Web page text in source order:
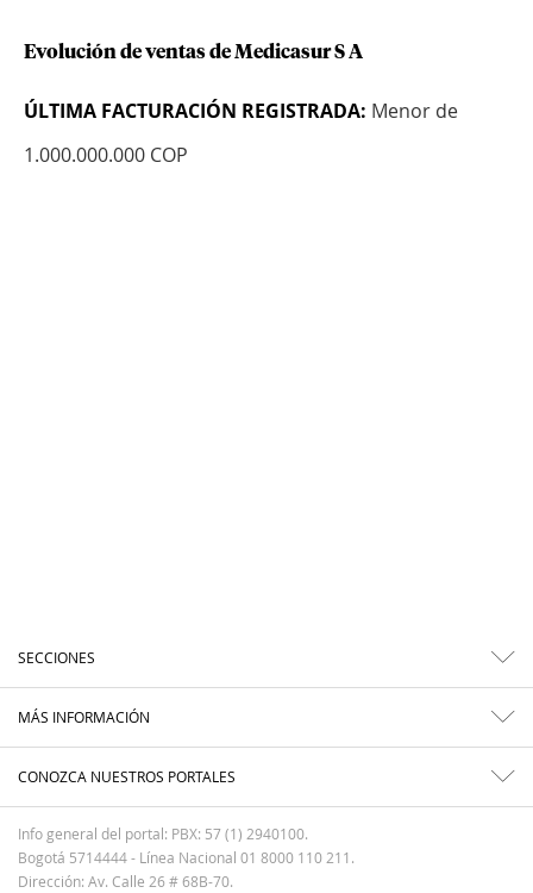
Evolución de ventas de Medicasur S A
ÚLTIMA FACTURACIÓN REGISTRADA: Menor de
1.000.000.000 COP
SECCIONES
MÁS INFORMACIÓN
CONOZCA NUESTROS PORTALES
Info general del portal: PBX: 57 (1) 2940100.
Bogotá 5714444 - Línea Nacional 01 8000 110 211.
Dirección: Av. Calle 26 # 68B-70.